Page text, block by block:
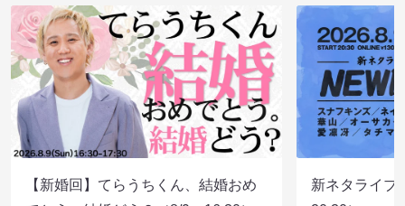
【新婚回】てらうちくん、結婚おめ
新ネタライ